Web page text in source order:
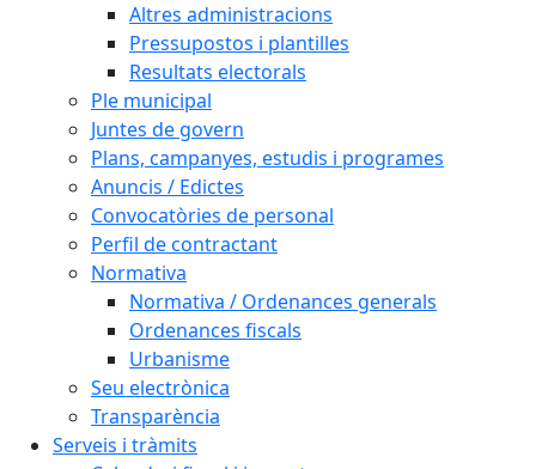
Altres administracions
Pressupostos i plantilles
Resultats electorals
Ple municipal
Juntes de govern
Plans, campanyes, estudis i programes
Anuncis / Edictes
Convocatòries de personal
Perfil de contractant
Normativa
Normativa / Ordenances generals
Ordenances fiscals
Urbanisme
Seu electrònica
Transparència
Serveis i tràmits